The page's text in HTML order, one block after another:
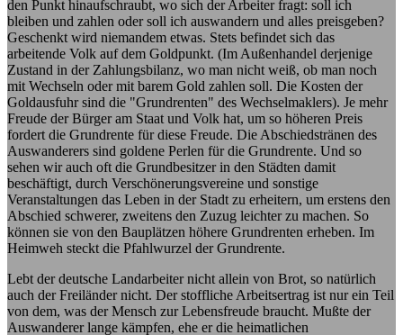
den Punkt hinaufschraubt, wo sich der Arbeiter fragt: soll ich
bleiben und zahlen oder soll ich auswandern und alles preisgeben?
Geschenkt wird niemandem etwas. Stets befindet sich das
arbeitende Volk auf dem Goldpunkt. (Im Außenhandel derjenige
Zustand in der Zahlungsbilanz, wo man nicht weiß, ob man noch
mit Wechseln oder mit barem Gold zahlen soll. Die Kosten der
Goldausfuhr sind die "Grundrenten" des Wechselmaklers). Je mehr
Freude der Bürger am Staat und Volk hat, um so höheren Preis
fordert die Grundrente für diese Freude. Die Abschiedstränen des
Auswanderers sind goldene Perlen für die Grundrente. Und so
sehen wir auch oft die Grundbesitzer in den Städten damit
beschäftigt, durch Verschönerungsvereine und sonstige
Veranstaltungen das Leben in der Stadt zu erheitern, um erstens den
Abschied schwerer, zweitens den Zuzug leichter zu machen. So
können sie von den Bauplätzen höhere Grundrenten erheben. Im
Heimweh steckt die Pfahlwurzel der Grundrente.
Lebt der deutsche Landarbeiter nicht allein von Brot, so natürlich
auch der Freiländer nicht. Der stoffliche Arbeitsertrag ist nur ein Teil
von dem, was der Mensch zur Lebensfreude braucht. Mußte der
Auswanderer lange kämpfen, ehe er die heimatlichen